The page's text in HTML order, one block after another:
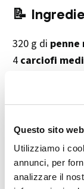
Questo sito
Utilizziamo i
annunci, per
analizzare il
📝
320 g di penne
4carciofi medi
4 cucchiai di
Pepe nero ,
q.b.